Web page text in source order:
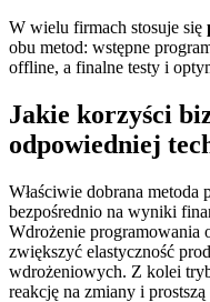
W wielu firmach stosuje się
obu metod: wstępne
offline, a finalne testy i
Jakie korzyści
odpowiedniej
Właściwie dobrana metoda
bezpośrednio na wyniki
Wdrożenie programowania
zwiększyć elastyczność
wdrożeniowych. Z kolei
reakcję na zmiany i